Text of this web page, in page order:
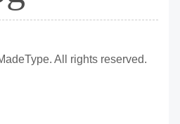
All rights reserved.